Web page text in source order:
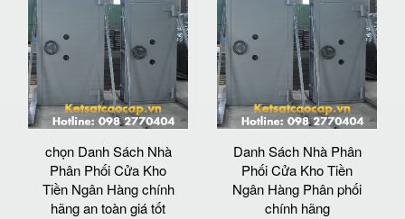
chọn Danh Sách Nhà
Phân Phối Cửa Kho
Tiền Ngân Hàng chính
hãng an toàn giá tốt
Danh Sách Nhà Phân
Phối Cửa Kho Tiền
Ngân Hàng Phân phối
chính hãng